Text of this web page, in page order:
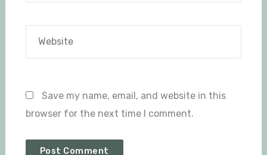
Save my name, email, and website in this
browser for the next time I comment.